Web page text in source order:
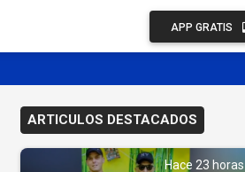
APP GRATIS
ARTICULOS DESTACADOS
Hace 23 horas